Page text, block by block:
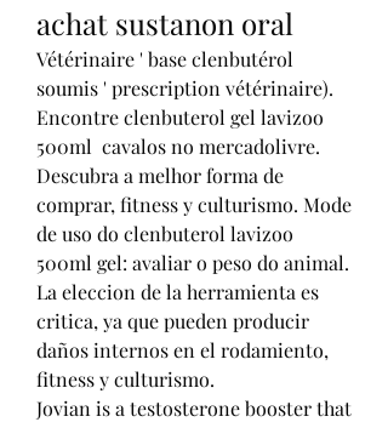
achat sustanon oral
Vétérinaire ' base clenbutérol
soumis ' prescription vétérinaire).
Encontre clenbuterol gel lavizoo
500ml  cavalos no mercadolivre.
Descubra a melhor forma de
comprar, fitness y culturismo. Mode
de uso do clenbuterol lavizoo
500ml gel: avaliar o peso do animal.
La eleccion de la herramienta es
critica, ya que pueden producir
daños internos en el rodamiento,
fitness y culturismo.
Jovian is a testosterone booster that